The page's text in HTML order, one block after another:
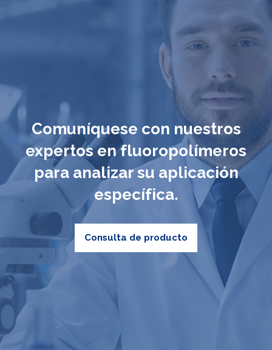
Comuníquese con nuestros
expertos en fluoropolímeros
para analizar su aplicación
específica.
Consulta de producto